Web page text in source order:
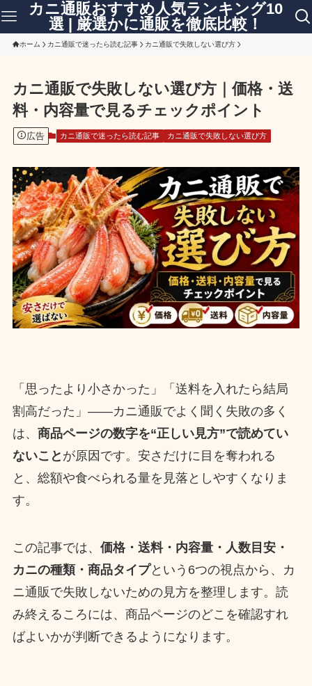
カニ通販おすすめ人気ランキング10
選 | 厳選かに通販を徹底比較！
ホーム カニ通販で迷ったら読む記事 カニ通販で失敗しない選び方
カニ通販で失敗しない選び方｜価格・送
料・内容量で見るチェックポイント
広告 カニ通販で迷ったら読む記事 カニ通販で失敗しない選び方
「思ったより小さかった」「送料を入れたら結局
割高だった」——カニ通販でよく聞く失敗の多く
は、 商品ページの数字を“正しい見方”で読めてい
ないこと が原因です。安さだけに目を奪われる
と、総額や食べられる量を見落としやすくなりま
す。
この記事では、 価格・送料・内容量・人数目安・
カニの種類・商品タイプという6つの視点から、カ
ニ通販で失敗しないための見方を整理します。読
み終えるころには、商品ページのどこを確認すれ
ばよいかが判断できるようになります。